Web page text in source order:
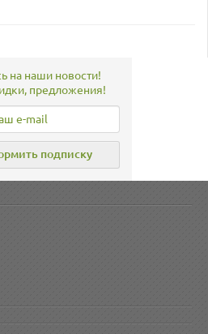
на наши новости!
предложения!
подписку